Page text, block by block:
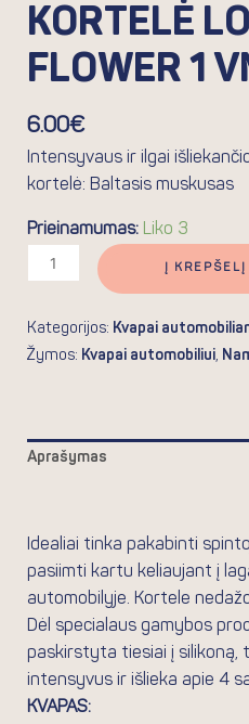
KORTELĖ
FLOWER 1
6.00€
Intensyvaus ir ilgai
kortelė: Baltasis muskusas
Prieinamumas: Liko 3
Į KREPŠELĮ
Kategorijos: Kvapai
Žymos: Kvapai automobiliui,
Aprašymas
Idealiai tinka pakabinti
pasiimti kartu keliaujant į
automobilyje. Kortele
Dėl specialaus gamybos
paskirstyta tiesiai į silikoną,
intensyvus ir išlieka apie 4
KVAPAS: